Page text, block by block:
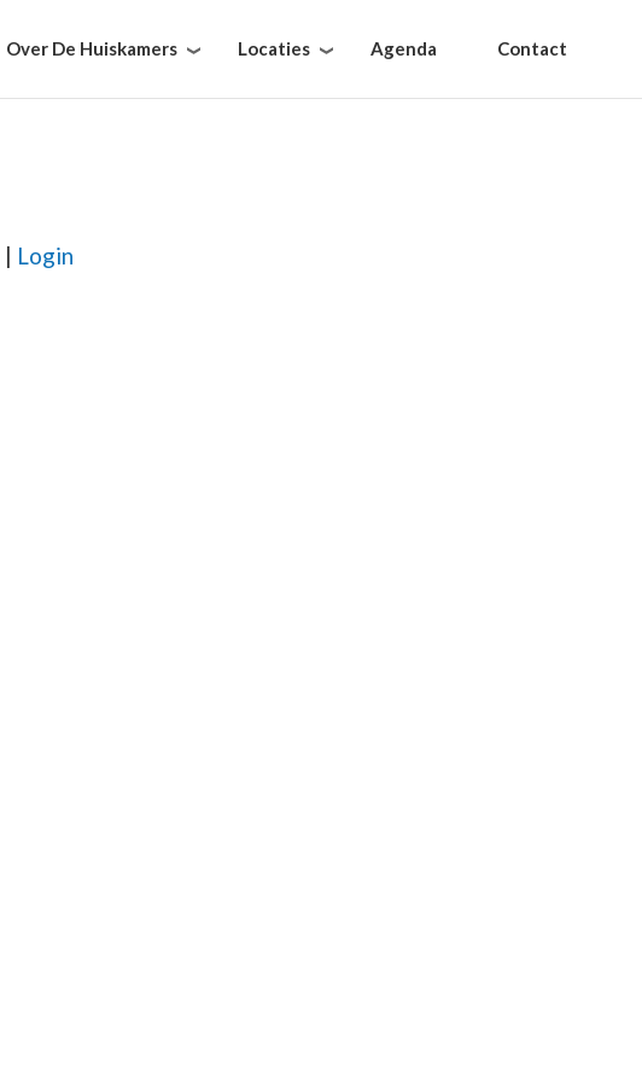
Over De Huiskamers Locaties Agenda Contact
| Login